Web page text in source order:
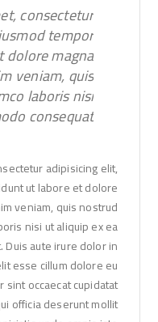
consectetur
tempor
magna
veniam, quis
laboris nisi
consequat.
adipisicing elit,
ut labore et dolore
veniam, quis nostrud
nisi ut aliquip ex ea
aute irure dolor in
esse cillum dolore eu
sint occaecat cupidatat
officia deserunt mollit